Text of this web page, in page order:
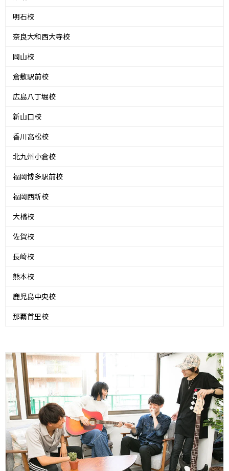
明石校
奈良大和西大寺校
岡山校
倉敷駅前校
広島八丁堀校
新山口校
香川高松校
北九州小倉校
福岡博多駅前校
福岡西新校
大橋校
佐賀校
長崎校
熊本校
鹿児島中央校
那覇首里校